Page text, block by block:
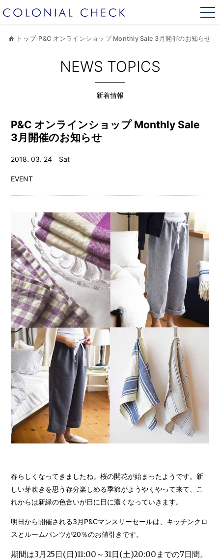
トップ›P&C オンラインショップ Monthly Sale 3月開催のお知らせ
NEWS TOPICS
新着情報
P&C オンラインショップ Monthly Sale
3月開催のお知らせ
2018. 03. 24 Sat
EVENT
春らしくなってきましたね。桜の開花が始まったようです。新
しい芽吹きを思う存分楽しめる季節がようやくやって来て、こ
れからは新緑の色合いが日に日に濃くなっていきます。
明日から開催される3月P&Cマンスリーセールは、キッチンクロ
スとルームパンツが20％のお値引きです。
期間は3月25日(日)11:00～31日(土)20:00までの7日間。